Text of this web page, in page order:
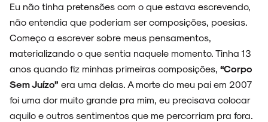
Eu não tinha pretensões com o que estava escrevendo,
não entendia que poderiam ser composições, poesias.
Começo a escrever sobre meus pensamentos,
materializando o que sentia naquele momento. Tinha 13
anos quando fiz minhas primeiras composições, “Corpo
Sem Juízo” era uma delas. A morte do meu pai em 2007
foi uma dor muito grande pra mim, eu precisava colocar
aquilo e outros sentimentos que me percorriam pra fora.